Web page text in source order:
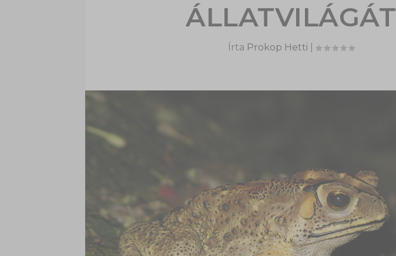
ÁLLATVILÁGÁT
Írta Prokop Hetti